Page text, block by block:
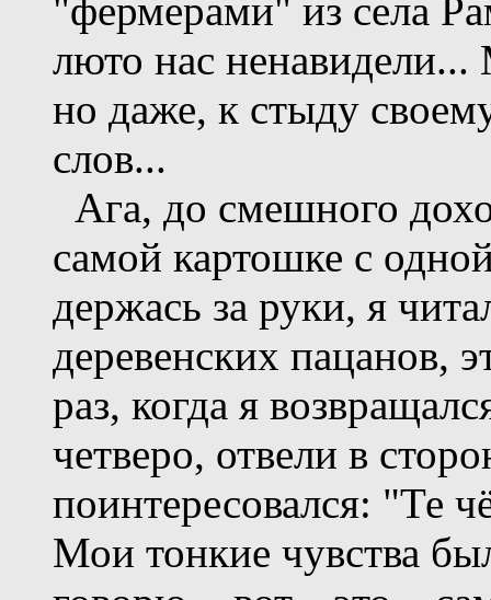
"фермерами" из села
люто нас ненавидели...
но даже, к стыду
слов...
Ага, до смешного
самой картошке с
держась за руки, я
деревенских пацанов,
раз, когда я
четверо, отвели в
поинтересовался: "Те
Мои тонкие чувства